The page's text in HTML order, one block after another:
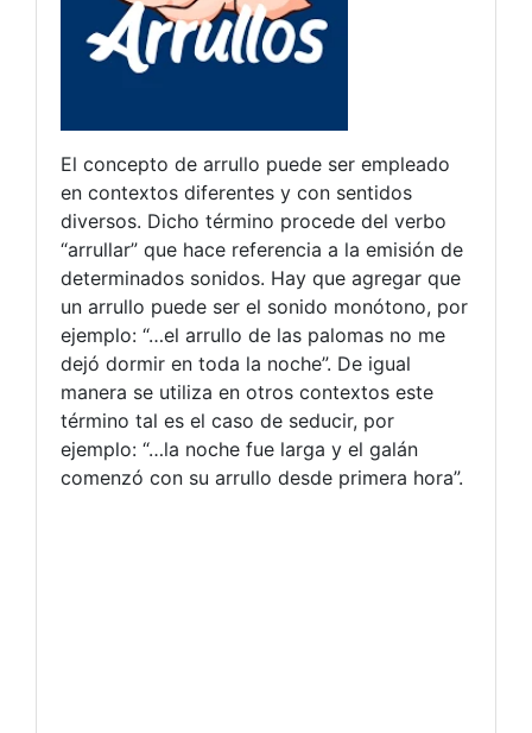
El concepto de arrullo puede ser empleado
en contextos diferentes y con sentidos
diversos. Dicho término procede del verbo
“arrullar” que hace referencia a la emisión de
determinados sonidos. Hay que agregar que
un arrullo puede ser el sonido monótono, por
ejemplo: “…el arrullo de las palomas no me
dejó dormir en toda la noche”. De igual
manera se utiliza en otros contextos este
término tal es el caso de seducir, por
ejemplo: “…la noche fue larga y el galán
comenzó con su arrullo desde primera hora”.